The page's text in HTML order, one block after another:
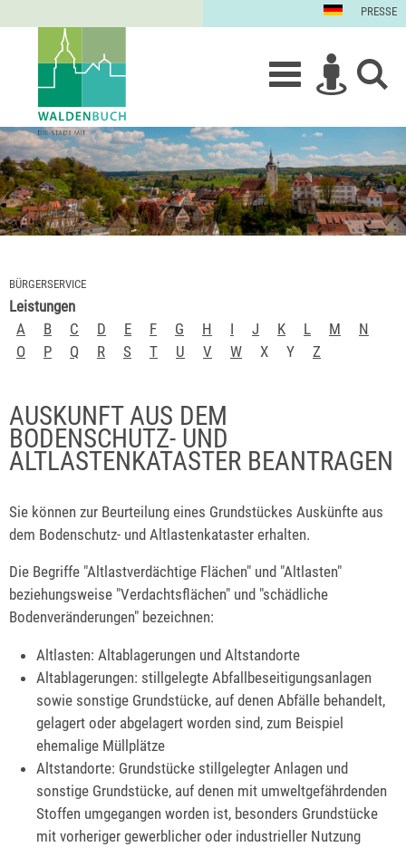
PRESSE
BÜRGERSERVICE
Leistungen
A
B C D E F G H I J K L M
N
O
P Q R S T U V W X Y Z
AUSKUNFT AUS DEM
BODENSCHUTZ- UND
ALTLASTENKATASTER BEANTRAGEN
Sie können zur Beurteilung eines Grundstückes Auskünfte aus
dem Bodenschutz- und Altlastenkataster erhalten.
Die Begriffe "Altlastverdächtige Flächen" und "Altlasten"
beziehungsweise "Verdachtsflächen" und "schädliche
Bodenveränderungen" bezeichnen:
Altlasten: Altablagerungen und Altstandorte
Altablagerungen: stillgelegte Abfallbeseitigungsanlagen
sowie sonstige Grundstücke, auf denen Abfälle behandelt,
gelagert oder abgelagert worden sind, zum Beispiel
ehemalige Müllplätze
Altstandorte: Grundstücke stillgelegter Anlagen und
sonstige Grundstücke, auf denen mit umweltgefährdenden
Stoffen umgegangen worden ist, besonders Grundstücke
mit vorheriger gewerblicher oder industrieller Nutzung